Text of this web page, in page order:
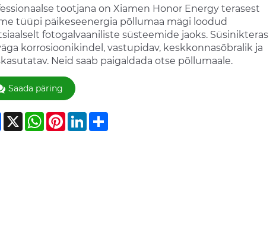
tootjana on Xiamen Honor Energy terasest
tüüpi päikeseenergia põllumaa mägi loodud
fotogalvaaniliste süsteemide jaoks. Süsinikteras
korrosioonikindel, vastupidav, keskkonnasõbralik ja
Neid saab paigaldada otse põllumaale.
Saada päring
Facebook
X WhatsApp
Pinterest
LinkedIn
Share